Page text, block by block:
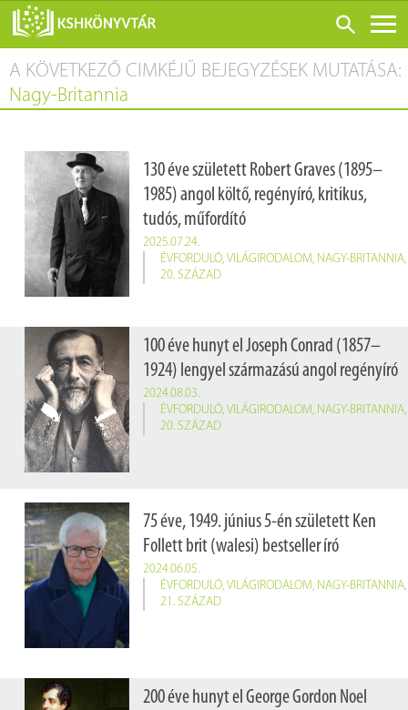
ONLINE KATALÓGUS
RÓLUNK
SZOLGÁLTATÁSOK
KONFERENCIÁK
ADATBÁZISOK
BLOG
A KÖVETKEZŐ CIMKÉJŰ BEJEGYZÉSEK MUTATÁSA:
Nagy-Britannia
130 éve született Robert Graves (1895–
1985) angol költő, regényíró, kritikus,
tudós, műfordító
2025.07.24.
ÉVFORDULÓ, VILÁGIRODALOM, NAGY-BRITANNIA,
20. SZÁZAD
100 éve hunyt el Joseph Conrad (1857–
1924) lengyel származású angol regényíró
2024.08.03.
ÉVFORDULÓ, VILÁGIRODALOM, NAGY-BRITANNIA,
20. SZÁZAD
75 éve, 1949. június 5-én született Ken
Follett brit (walesi) bestseller író
2024.06.05.
ÉVFORDULÓ, VILÁGIRODALOM, NAGY-BRITANNIA,
21. SZÁZAD
200 éve hunyt el George Gordon Noel